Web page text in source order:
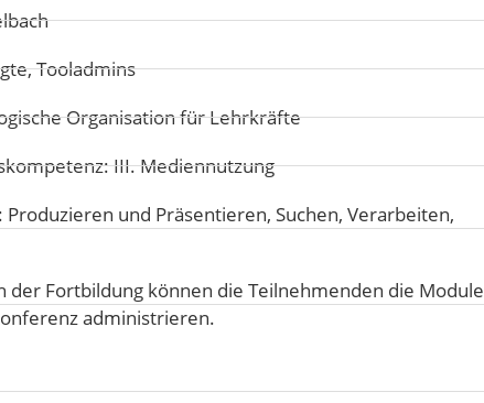
Tooladmins
Organisation für Lehrkräfte
III. Mediennutzung
Produzieren und Präsentieren, Suchen, Verarbeiten,
der Fortbildung können die Teilnehmenden die Module
administrieren.